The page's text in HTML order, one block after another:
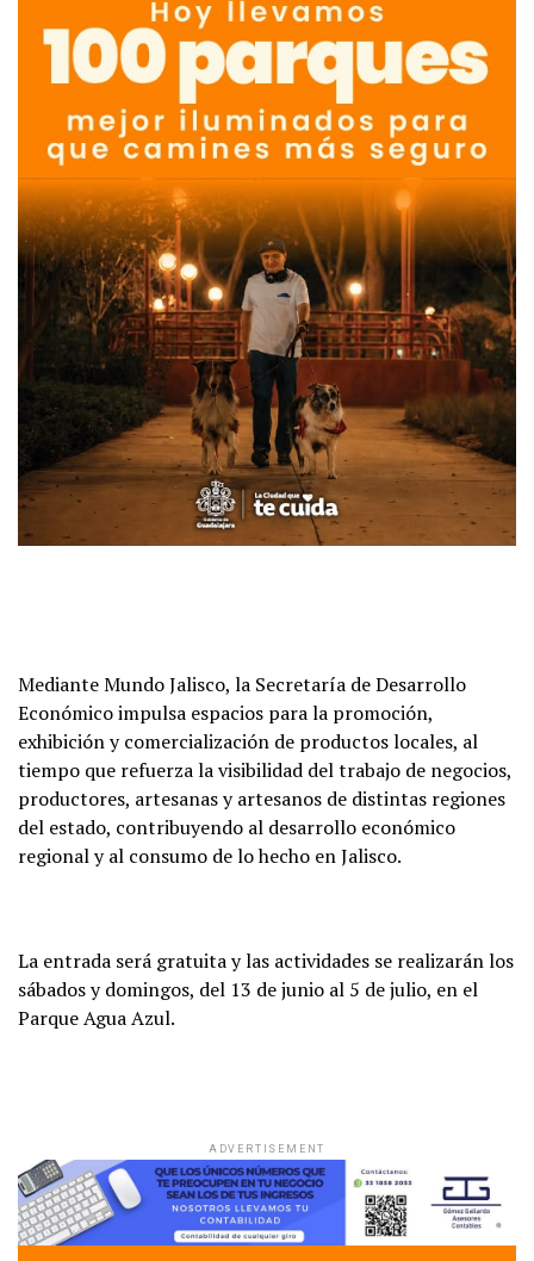
Mediante Mundo Jalisco, la Secretaría de Desarrollo
Económico impulsa espacios para la promoción,
exhibición y comercialización de productos locales, al
tiempo que refuerza la visibilidad del trabajo de negocios,
productores, artesanas y artesanos de distintas regiones
del estado, contribuyendo al desarrollo económico
regional y al consumo de lo hecho en Jalisco.
La entrada será gratuita y las actividades se realizarán los
sábados y domingos, del 13 de junio al 5 de julio, en el
Parque Agua Azul.
ADVERTISEMENT